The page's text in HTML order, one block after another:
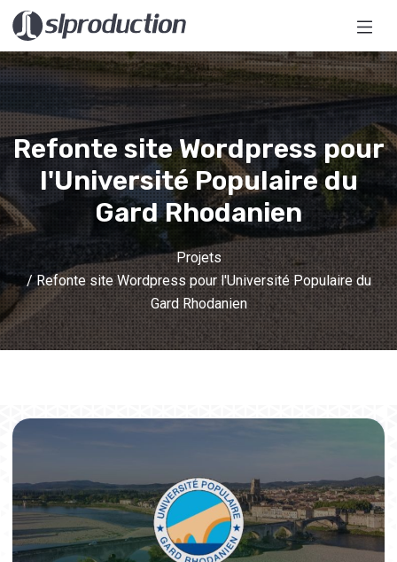
Refonte site Wordpress pour
l'Université Populaire du
Gard Rhodanien
Projets
/ Refonte site Wordpress pour l'Université Populaire du
Gard Rhodanien